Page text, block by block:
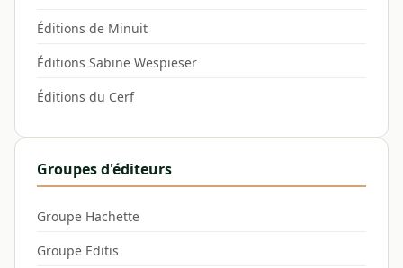
Éditions de Minuit
Éditions Sabine Wespieser
Éditions du Cerf
Groupes d'éditeurs
Groupe Hachette
Groupe Editis